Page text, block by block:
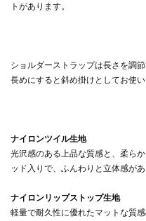
トがあります。
ショルダーストラップは長さを調
長めにすると斜め掛けとしてお使い
ナイロンツイル生地
光沢感のある上品な質感と、柔ら
ッド入りで、ふんわりと立体感があ
ナイロンリップストップ生地
軽量で耐久性に優れたマットな質